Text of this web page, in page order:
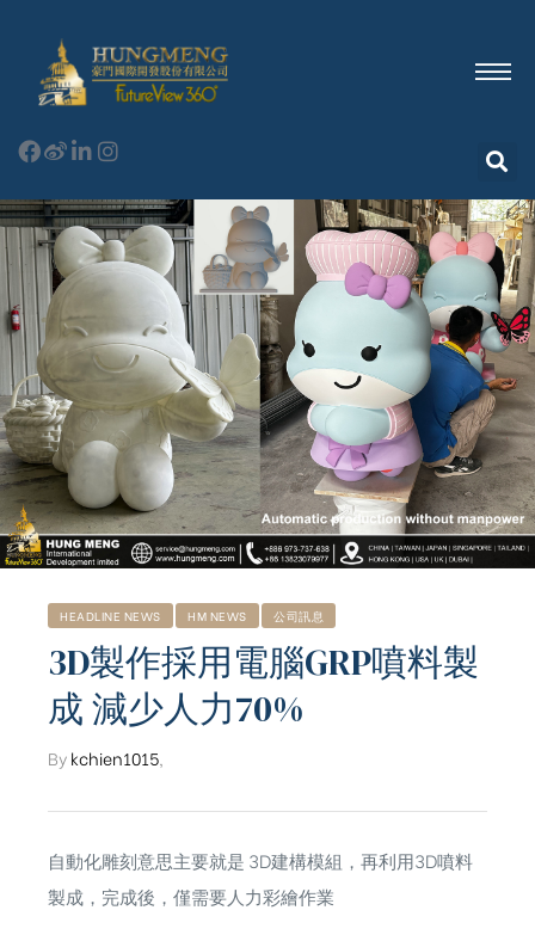
HEADLINE NEWS HM NEWS 公司訊息
3D製作採用電腦GRP噴料製
成 減少人力70%
Bykchien1015
自動化雕刻意思主要就是 3D建構模組，再利用3D噴料
製成，完成後，僅需要人力彩繪作業